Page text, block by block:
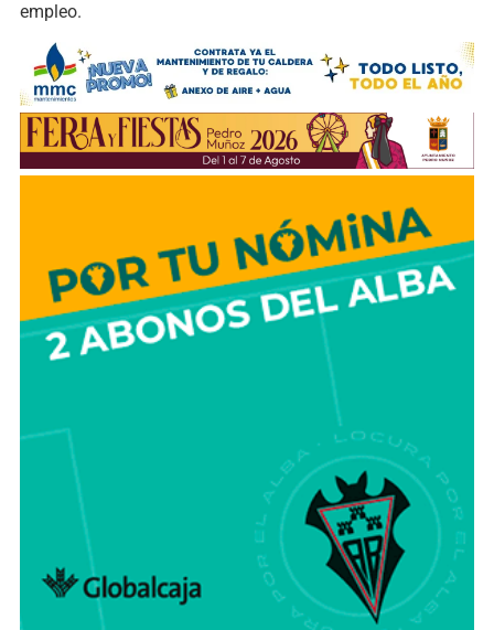
empleo.